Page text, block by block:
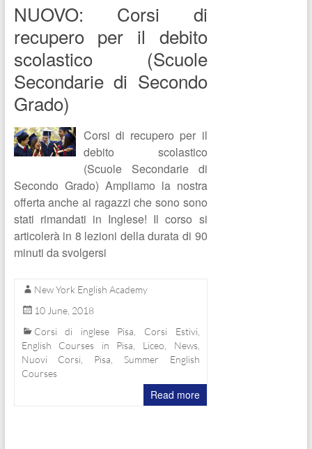
NUOVO: Corsi di
recupero per il debito
scolastico (Scuole
Secondarie di Secondo
Grado)
Corsi di recupero per il
debito scolastico
(Scuole Secondarie di
Secondo Grado) Ampliamo la nostra
offerta anche ai ragazzi che sono sono
stati rimandati in Inglese! Il corso si
articolerà in 8 lezioni della durata di 90
minuti da svolgersi
New York English Academy
10 June, 2018
Corsi di inglese Pisa
Corsi Estivi
English Courses in Pisa
Liceo News,
Nuovi Corsi
Pisa
Summer English
Courses
Read more